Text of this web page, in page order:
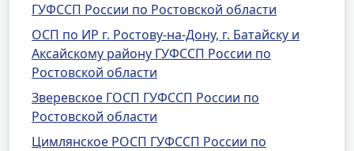
ГУФССП России по Ростовской области
ОСП по ИР г. Ростову-на-Дону, г. Батайску и
Аксайскому району ГУФССП России по
Ростовской области
Зверевское ГОСП ГУФССП России по
Ростовской области
Цимлянское РОСП ГУФССП России по